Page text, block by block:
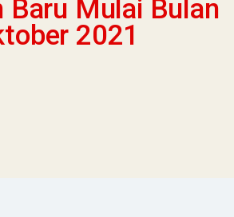
Baru Mulai Bulan
2021